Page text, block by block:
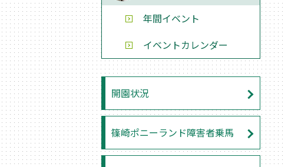
年間イベント
イベントカレンダー
開園状況
篠崎ポニーランド障害者乗馬